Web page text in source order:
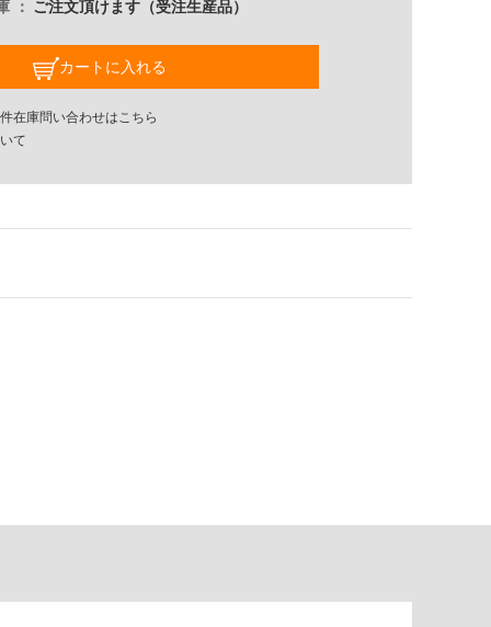
ご注文頂けます（受注生産品）
カートに入れる
在庫問い合わせはこちら
て